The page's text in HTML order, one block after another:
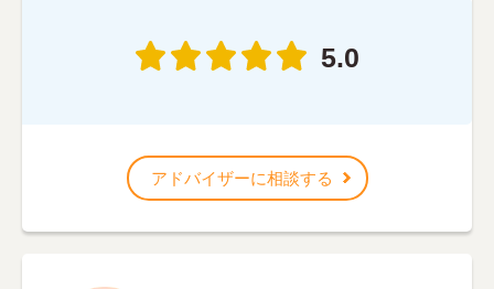
5.0
アドバイザーに相談する